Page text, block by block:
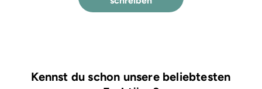
Kennst du schon unsere beliebtesten